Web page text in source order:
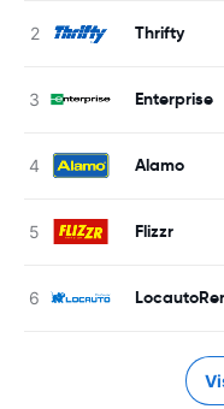
Thrifty
Enterprise
Alamo
Flizzr